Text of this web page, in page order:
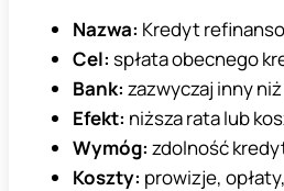
Nazwa: Kredyt
Cel: spłata obecnego
Bank: zazwyczaj inny
Efekt: niższa rata lub
Wymóg: zdolność
Koszty: prowizje,